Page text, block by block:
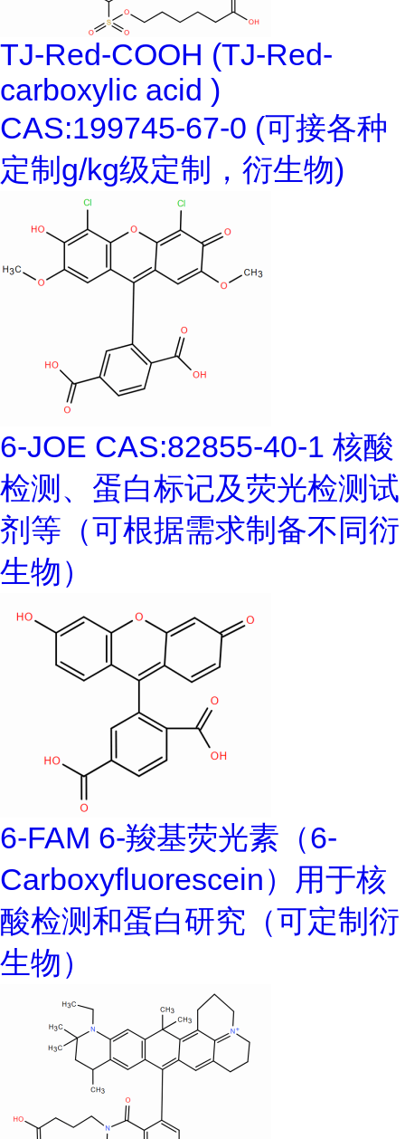
TJ-Red-COOH (TJ-Red-
carboxylic acid )
CAS:199745-67-0 (可接各种
定制g/kg级定制，衍生物)
6-JOE CAS:82855-40-1 核酸
检测、蛋白标记及荧光检测试
剂等（可根据需求制备不同衍
生物）
6-FAM 6-羧基荧光素（6-
Carboxyfluorescein）用于核
酸检测和蛋白研究（可定制衍
生物）